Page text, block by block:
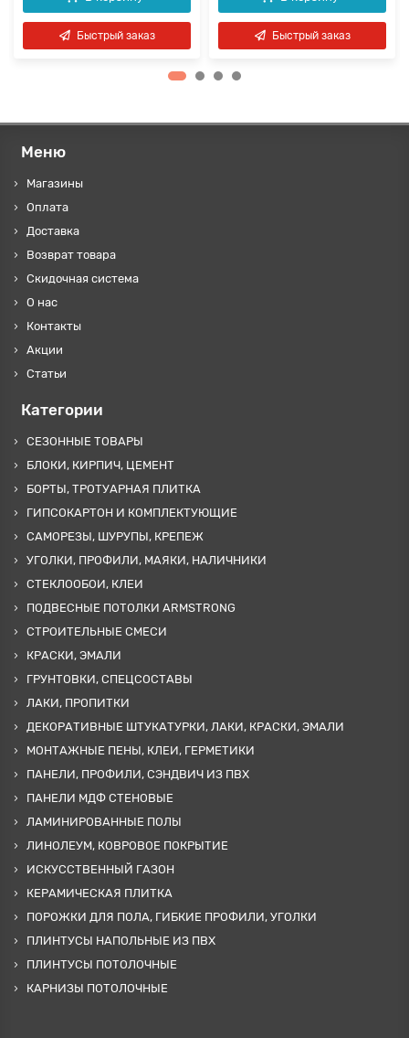
Быстрый заказ Быстрый заказ
Меню
Магазины
Оплата
Доставка
Возврат товара
Скидочная система
О нас
Контакты
Акции
Статьи
Категории
СЕЗОННЫЕ ТОВАРЫ
БЛОКИ, КИРПИЧ, ЦЕМЕНТ
БОРТЫ, ТРОТУАРНАЯ ПЛИТКА
ГИПСОКАРТОН И КОМПЛЕКТУЮЩИЕ
САМОРЕЗЫ, ШУРУПЫ, КРЕПЕЖ
УГОЛКИ, ПРОФИЛИ, МАЯКИ, НАЛИЧНИКИ
СТЕКЛООБОИ, КЛЕИ
ПОДВЕСНЫЕ ПОТОЛКИ ARMSTRONG
СТРОИТЕЛЬНЫЕ СМЕСИ
КРАСКИ, ЭМАЛИ
ГРУНТОВКИ, СПЕЦСОСТАВЫ
ЛАКИ, ПРОПИТКИ
ДЕКОРАТИВНЫЕ ШТУКАТУРКИ, ЛАКИ, КРАСКИ, ЭМАЛИ
МОНТАЖНЫЕ ПЕНЫ, КЛЕИ, ГЕРМЕТИКИ
ПАНЕЛИ, ПРОФИЛИ, СЭНДВИЧ ИЗ ПВХ
ПАНЕЛИ МДФ СТЕНОВЫЕ
ЛАМИНИРОВАННЫЕ ПОЛЫ
ЛИНОЛЕУМ, КОВРОВОЕ ПОКРЫТИЕ
ИСКУССТВЕННЫЙ ГАЗОН
КЕРАМИЧЕСКАЯ ПЛИТКА
ПОРОЖКИ ДЛЯ ПОЛА, ГИБКИЕ ПРОФИЛИ, УГОЛКИ
ПЛИНТУСЫ НАПОЛЬНЫЕ ИЗ ПВХ
ПЛИНТУСЫ ПОТОЛОЧНЫЕ
КАРНИЗЫ ПОТОЛОЧНЫЕ